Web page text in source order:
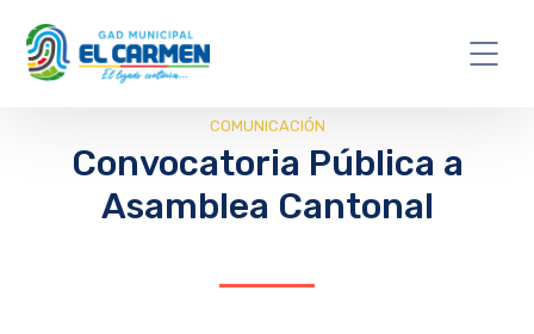
COMUNICACIÓN
Convocatoria Pública a
Asamblea Cantonal